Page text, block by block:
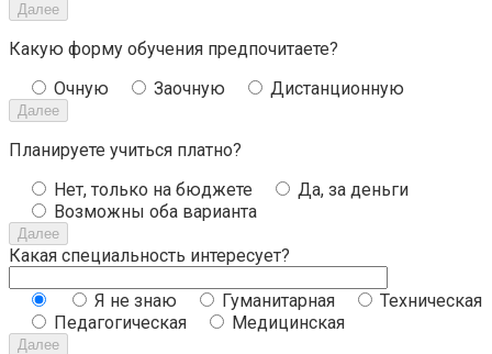
Далее
Какую форму обучения предпочитаете?
Очную
Заочную Дистанционную
Далее
Планируете учиться платно?
Нет, только на бюджете
Да, за деньги
Возможны оба варианта
Далее
Какая специальность интересует?
Я не знаю Гуманитарная
Техническая
Педагогическая
Медицинская
Далее